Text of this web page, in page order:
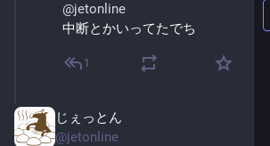
@jetonline
中断とかいってたでち
1
じぇっとん
@jetonline